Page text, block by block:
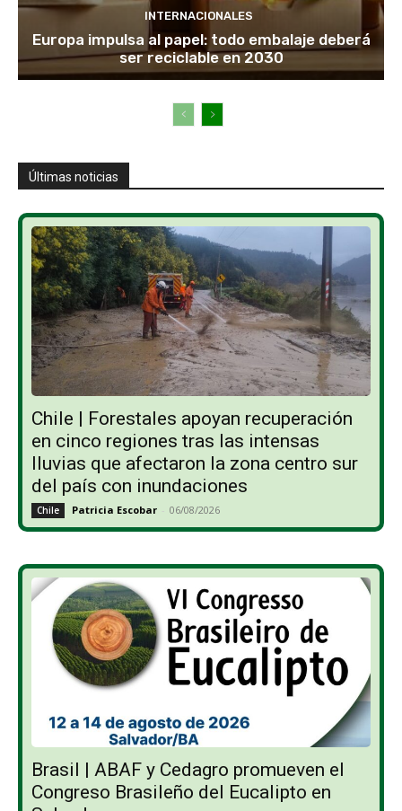
INTERNACIONALES
Europa impulsa al papel: todo embalaje deberá
ser reciclable en 2030
Últimas noticias
Chile | Forestales apoyan recuperación
en cinco regiones tras las intensas
lluvias que afectaron la zona centro sur
del país con inundaciones
Chile Patricia Escobar - 06/08/2026
Brasil | ABAF y Cedagro promueven el
Congreso Brasileño del Eucalipto en